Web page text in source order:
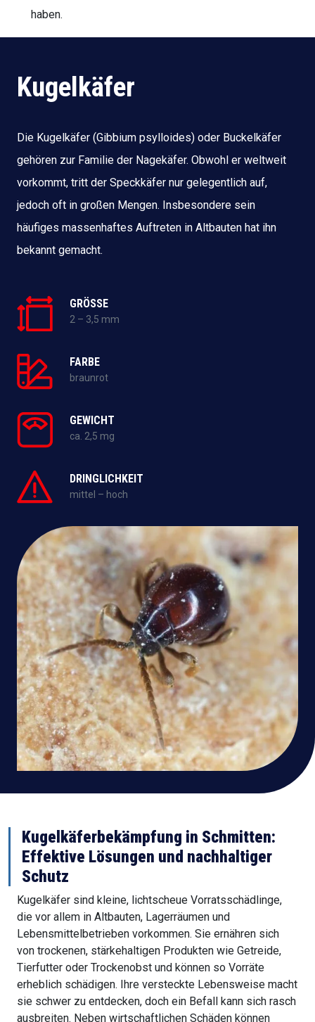
haben.
Kugelkäfer
Die Kugelkäfer (Gibbium psylloides) oder Buckelkäfer
gehören zur Familie der Nagekäfer. Obwohl er weltweit
vorkommt, tritt der Speckkäfer nur gelegentlich auf,
jedoch oft in großen Mengen. Insbesondere sein
häufiges massenhaftes Auftreten in Altbauten hat ihn
bekannt gemacht.
GRÖSSE
2 – 3,5 mm
FARBE
braunrot
GEWICHT
ca. 2,5 mg
DRINGLICHKEIT
mittel – hoch
Kugelkäferbekämpfung in Schmitten:
Effektive Lösungen und nachhaltiger
Schutz
Kugelkäfer sind kleine, lichtscheue Vorratsschädlinge,
die vor allem in Altbauten, Lagerräumen und
Lebensmittelbetrieben vorkommen. Sie ernähren sich
von trockenen, stärkehaltigen Produkten wie Getreide,
Tierfutter oder Trockenobst und können so Vorräte
erheblich schädigen. Ihre versteckte Lebensweise macht
sie schwer zu entdecken, doch ein Befall kann sich rasch
ausbreiten. Neben wirtschaftlichen Schäden können